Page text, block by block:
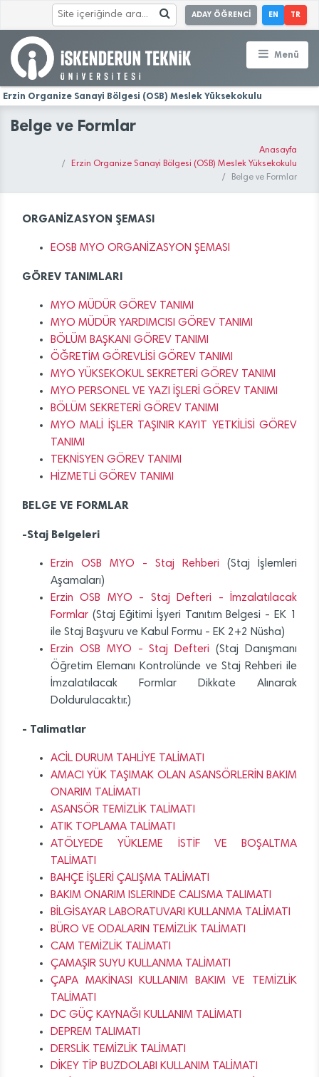
ADAY ÖĞRENCİ EN TR
Menü
Erzin Organize Sanayi Bölgesi (OSB) Meslek Yüksekokulu
Belge ve Formlar
Anasayfa
Erzin Organize Sanayi Bölgesi (OSB) Meslek Yüksekokulu
Belge ve Formlar
ORGANİZASYON ŞEMASI
EOSB MYO ORGANİZASYON ŞEMASI
GÖREV TANIMLARI
MYO MÜDÜR GÖREV TANIMI
MYO MÜDÜR YARDIMCISI GÖREV TANIMI
BÖLÜM BAŞKANI GÖREV TANIMI
ÖĞRETİM GÖREVLİSİ GÖREV TANIMI
MYO YÜKSEKOKUL SEKRETERİ GÖREV TANIMI
MYO PERSONEL VE YAZI İŞLERİ GÖREV TANIMI
BÖLÜM SEKRETERİ GÖREV TANIMI
MYO MALİ İŞLER TAŞINIR KAYIT YETKİLİSİ GÖREV
TANIMI
TEKNİSYEN GÖREV TANIMI
HİZMETLİ GÖREV TANIMI
BELGE VE FORMLAR
-Staj Belgeleri
Erzin OSB MYO - Staj Rehberi (Staj İşlemleri
Aşamaları)
Erzin OSB MYO - Staj Defteri - İmzalatılacak
Formlar (Staj Eğitimi İşyeri Tanıtım Belgesi - EK 1
ile Staj Başvuru ve Kabul Formu - EK 2+2 Nüsha)
Erzin OSB MYO - Staj Defteri (Staj Danışmanı
Öğretim Elemanı Kontrolünde ve Staj Rehberi ile
İmzalatılacak Formlar Dikkate Alınarak
Doldurulacaktır.)
- Talimatlar
ACİL DURUM TAHLİYE TALİMATI
AMACI YÜK TAŞIMAK OLAN ASANSÖRLERİN BAKIM
ONARIM TALİMATI
ASANSÖR TEMİZLİK TALİMATI
ATIK TOPLAMA TALİMATI
ATÖLYEDE YÜKLEME İSTİF VE BOŞALTMA
TALİMATI
BAHÇE İŞLERİ ÇALIŞMA TALİMATI
BAKIM ONARIM ISLERINDE CALISMA TALIMATI
BİLGİSAYAR LABORATUVARI KULLANMA TALİMATI
BÜRO VE ODALARIN TEMİZLİK TALİMATI
CAM TEMİZLİK TALİMATI
ÇAMAŞIR SUYU KULLANMA TALİMATI
ÇAPA MAKİNASI KULLANIM BAKIM VE TEMİZLİK
TALİMATI
DC GÜÇ KAYNAĞI KULLANIM TALİMATI
DEPREM TALIMATI
DERSLİK TEMİZLİK TALİMATI
DİKEY TİP BUZDOLABI KULLANIM TALİMATI